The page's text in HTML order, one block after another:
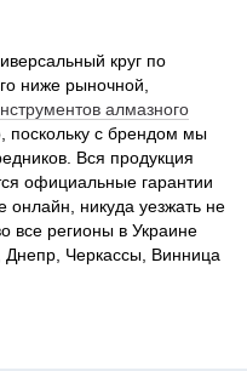
круг по
ниже рыночной,
алмазного
поскольку с брендом мы
Вся продукция
официальные гарантии
онлайн, никуда уезжать не
все регионы в Украине
Днепр, Черкассы, Винница